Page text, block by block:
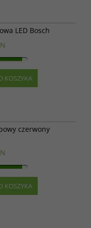
LED Bosch
KOSZYKA
czerwony
KOSZYKA